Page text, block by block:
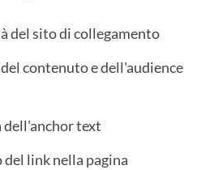
del sito di collegamento
contenuto e dell'audience
dell'anchor text
link nella pagina